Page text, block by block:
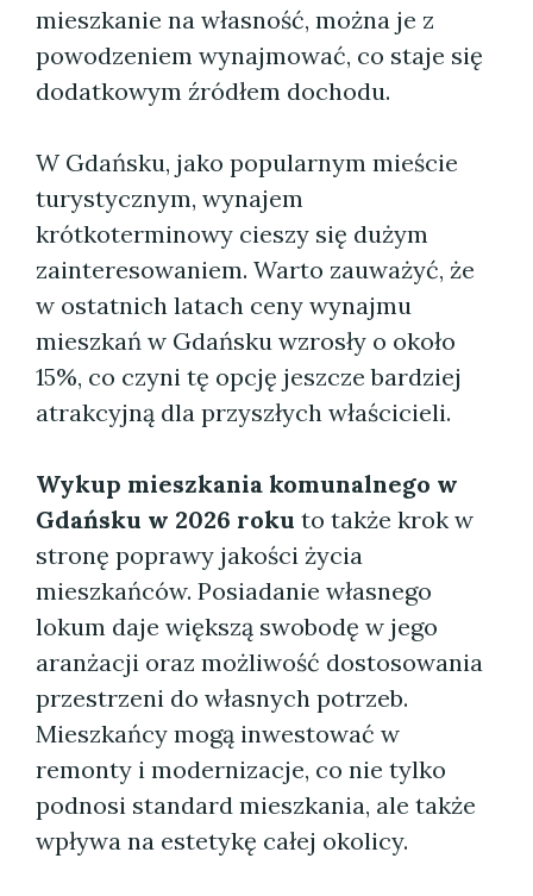
mieszkanie na własność, można je z
powodzeniem wynajmować, co staje się
dodatkowym źródłem dochodu.
W Gdańsku, jako popularnym mieście
turystycznym, wynajem
krótkoterminowy cieszy się dużym
zainteresowaniem. Warto zauważyć, że
w ostatnich latach ceny wynajmu
mieszkań w Gdańsku wzrosły o około
15%, co czyni tę opcję jeszcze bardziej
atrakcyjną dla przyszłych właścicieli.
Wykup mieszkania komunalnego w
Gdańsku w 2026 roku to także krok w
stronę poprawy jakości życia
mieszkańców. Posiadanie własnego
lokum daje większą swobodę w jego
aranżacji oraz możliwość dostosowania
przestrzeni do własnych potrzeb.
Mieszkańcy mogą inwestować w
remonty i modernizacje, co nie tylko
podnosi standard mieszkania, ale także
wpływa na estetykę całej okolicy.